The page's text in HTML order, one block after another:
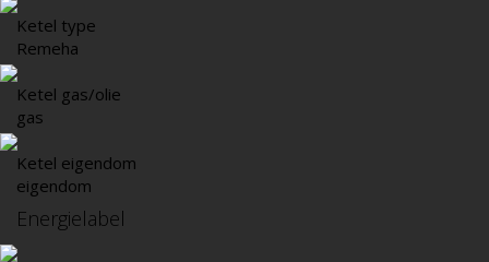
Ketel type
Remeha
Ketel gas/olie
gas
Ketel eigendom
eigendom
Energielabel